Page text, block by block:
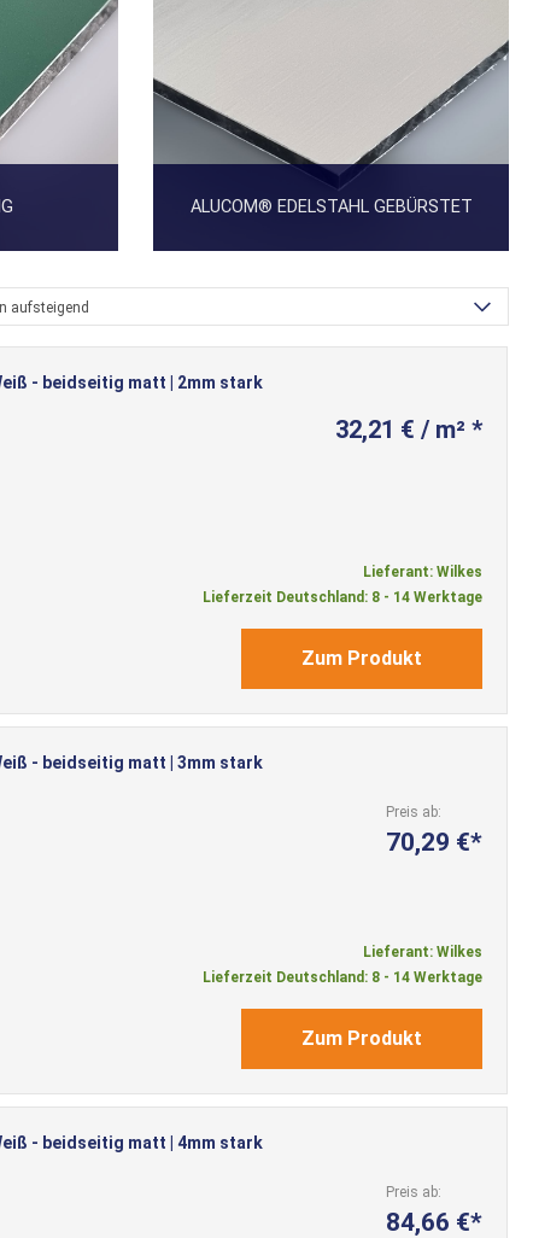
ALUCOM® EDELSTAHL GEBÜRSTET
aufsteigend
- beidseitig matt | 2mm stark
32,21 € / m² *
Lieferant: Wilkes
Lieferzeit Deutschland: 8 - 14 Werktage
Zum Produkt
- beidseitig matt | 3mm stark
Preis ab
70,29 €
Lieferant: Wilkes
Lieferzeit Deutschland: 8 - 14 Werktage
Zum Produkt
- beidseitig matt | 4mm stark
Preis ab
84,66 €